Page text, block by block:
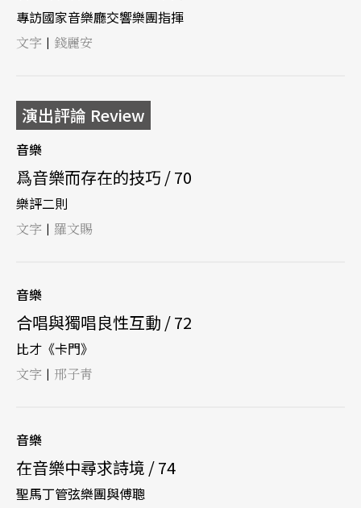
專訪國家音樂廳交響樂團指揮
文字 | 錢麗安
演出評論 Review
音樂
爲音樂而存在的技巧 / 70
樂評二則
文字 | 羅文賜
音樂
合唱與獨唱良性互動 / 72
比才《卡門》
文字 | 邢子靑
音樂
在音樂中尋求詩境 / 74
聖馬丁管弦樂團與傅聰